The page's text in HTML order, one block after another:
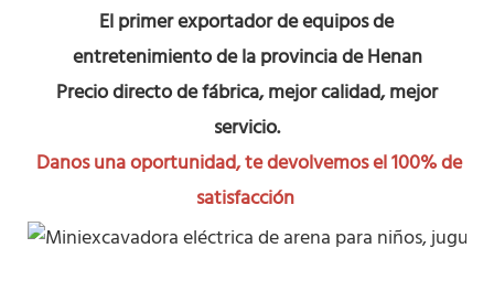
El primer exportador de equipos de
entretenimiento de la provincia de Henan
Precio directo de fábrica, mejor calidad, mejor
servicio.
Danos una oportunidad, te devolvemos el 100% de
satisfacción